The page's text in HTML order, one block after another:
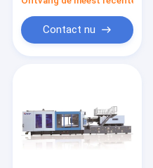
Ongeveer ons
Contact nu